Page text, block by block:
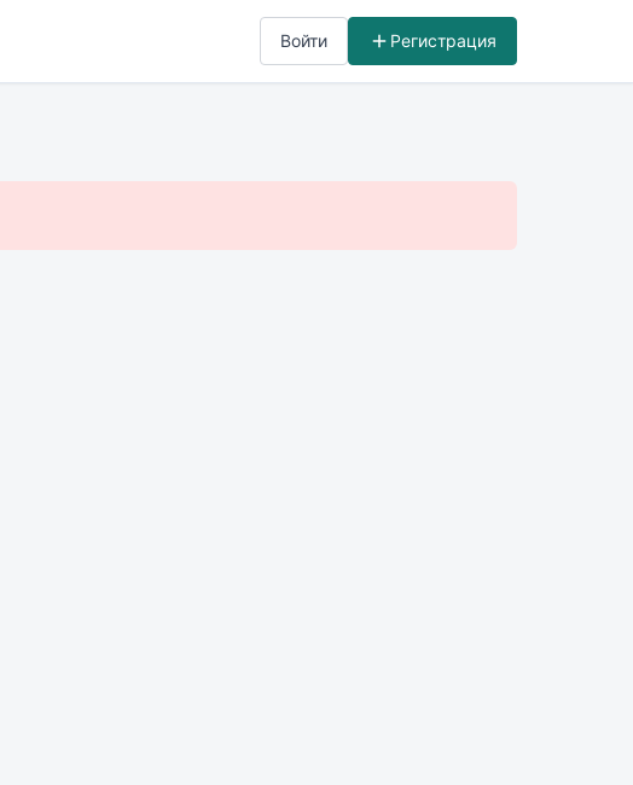
Войти Регистрация